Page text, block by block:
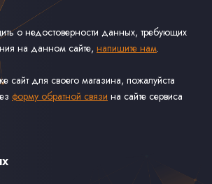
о недостоверности данных, требующих
на данном сайте, напишите нам.
сайт для своего магазина, пожалуйста
форму обратной связи на сайте сервиса
Кассет